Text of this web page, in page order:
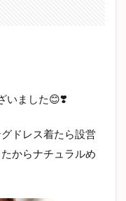
いました😊❣️
ドレス着たら設営
からナチュラルめ